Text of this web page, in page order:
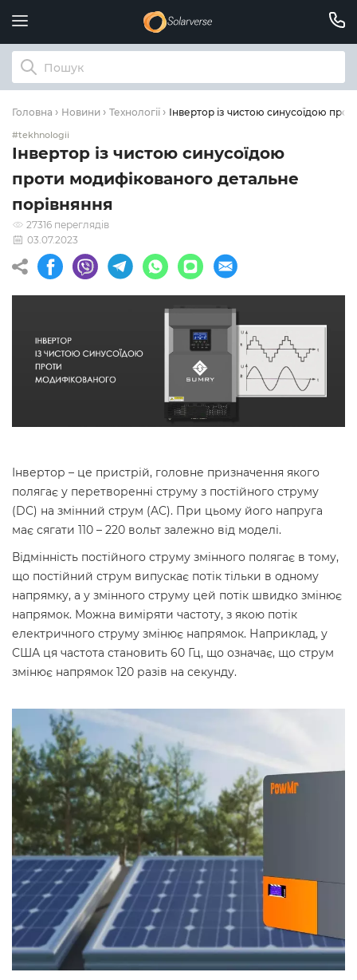
Головна Новини Технології Інвертор із чистою синусоїдою
#tekhnologii
Інвертор із чистою синусоїдою
проти модифікованого детальне
порівняння
27316 переглядів
03.07.2023
Інвертор – це пристрій, головне призначення якого
полягає у перетворенні струму з постійного струму
(DC) на змінний струм (AC). При цьому його напруга
має сягати 110 – 220 вольт залежно від моделі.
Відмінність постійного струму змінного полягає в тому,
що постійний струм випускає потік тільки в одному
напрямку, а у змінного струму цей потік швидко змінює
напрямок. Можна виміряти частоту, з якою потік
електричного струму змінює напрямок. Наприклад, у
США ця частота становить 60 Гц, що означає, що струм
змінює напрямок 120 разів на секунду.